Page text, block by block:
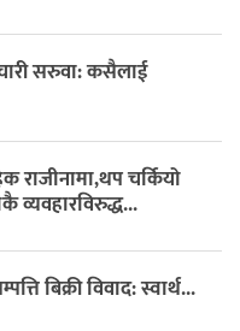
सरुवा: कसैलाई
राजीनामा,थप चर्कियो
व्यवहारविरुद्ध...
बिक्री विवाद: स्वार्थ...